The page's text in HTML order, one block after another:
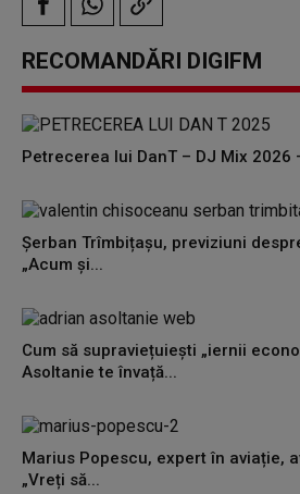
RECOMANDĂRI DIGIFM
Petrecerea lui DanT – DJ Mix 2026
Șerban Trîmbițașu, previziuni
„Acum și...
Cum să supraviețuiești „iernii
Asoltanie te învață...
Marius Popescu, expert în aviație,
„Vreți să...